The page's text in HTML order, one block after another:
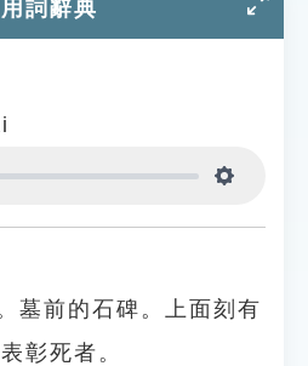
詞辭典
墓前的石碑。上面刻有
彰死者。